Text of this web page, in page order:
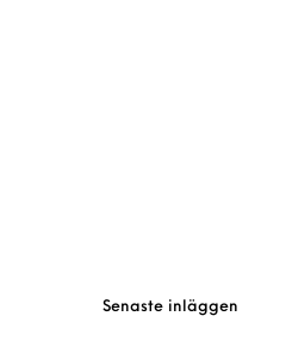
Senaste inläggen